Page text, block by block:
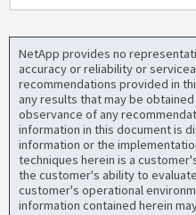
NetApp provides no
accuracy or reliability or
recommendations provided in
any results that may be
observance of any
information in this document is
information or the
techniques herein is a
the customer's ability to
customer's operational
information contained herein